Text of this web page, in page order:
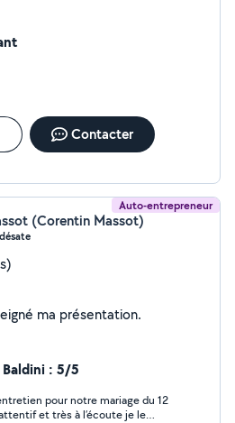
Contacter
Auto-entrepreneur
(Corentin Massot)
Je n'ai pas encore renseigné ma présentation.
Baldini : 5/5
et très à l’écoute je le